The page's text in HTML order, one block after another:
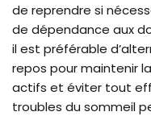
de reprendre si
de dépendance aux
il est préférable
repos pour maintenir
actifs et éviter tout
troubles du sommeil